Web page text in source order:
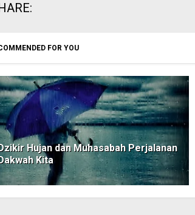
FOR YOU
Hujan dan Muhasabah Perjalanan
Kita